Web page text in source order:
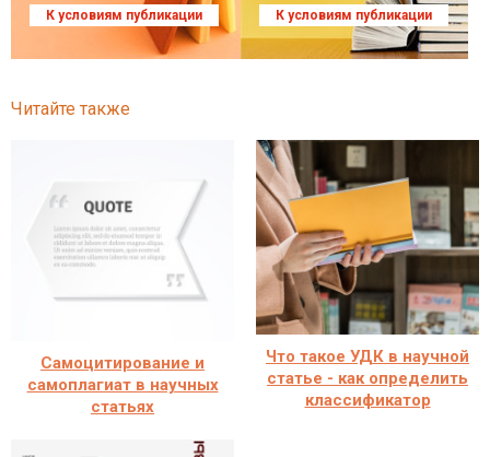
К условиям публикации К условиям публикации
Читайте также
Самоцитирование и
самоплагиат в научных
статьях
Что такое УДК в научной
статье - как определить
классификатор